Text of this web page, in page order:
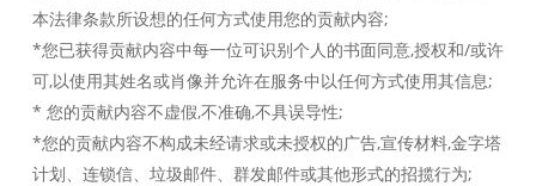
本法律条款所设想的任何方式使用您的贡献内容;
*您已获得贡献内容中每一位可识别个人的书面同意,授权和/或许
可,以使用其姓名或肖像并允许在服务中以任何方式使用其信息;
* 您的贡献内容不虚假,不准确,不具误导性;
*您的贡献内容不构成未经请求或未授权的广告,宣传材料,金字塔
计划、连锁信、垃圾邮件、群发邮件或其他形式的招揽行为;